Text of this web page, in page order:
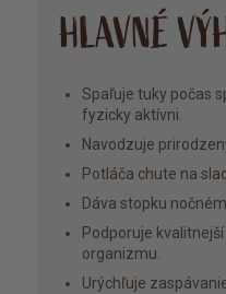
skvělou práci.🤗
HLAVNÉ
Spaľuje tuky počas
fyzicky aktívni.
Navodzuje
Potláča chute na
Dáva stopku
Podporuje
organizmu.
Urýchľuje